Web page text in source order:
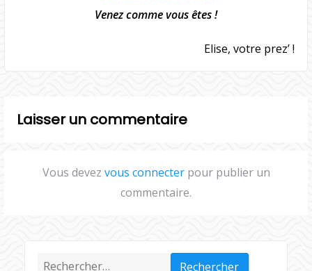
Venez comme vous êtes !
Elise, votre prez’ !
Laisser un commentaire
Vous devez vous connecterpour publier un
commentaire.
Rechercher :